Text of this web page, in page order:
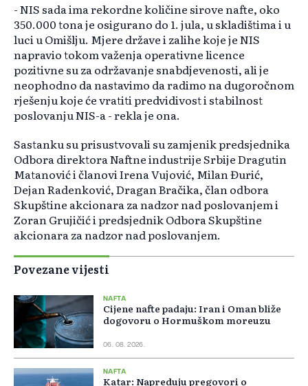
- NIS sada ima rekordne količine sirove nafte, oko
350.000 tona je osigurano do 1. jula, u skladištima i u
luci u Omišlju. Mjere države i zalihe koje je NIS
napravio tokom važenja operativne licence
pozitivne su za održavanje snabdjevenosti, ali je
neophodno da nastavimo da radimo na dugoročnom
rješenju koje će vratiti predvidivost i stabilnost
poslovanju NIS-a - rekla je ona.
Sastanku su prisustvovali su zamjenik predsjednika
Odbora direktora Naftne industrije Srbije Dragutin
Matanović i članovi Irena Vujović, Milan Đurić,
Dejan Radenković, Dragan Bračika, član odbora
Skupštine akcionara za nadzor nad poslovanjem i
Zoran Grujičić i predsjednik Odbora Skupštine
akcionara za nadzor nad poslovanjem.
Povezane vijesti
NAFTA
Cijene nafte padaju: Iran i Oman bliže
dogovoru o Hormuškom moreuzu
06. 08. 2026.
NAFTA
Katar: Napreduju pregovori o